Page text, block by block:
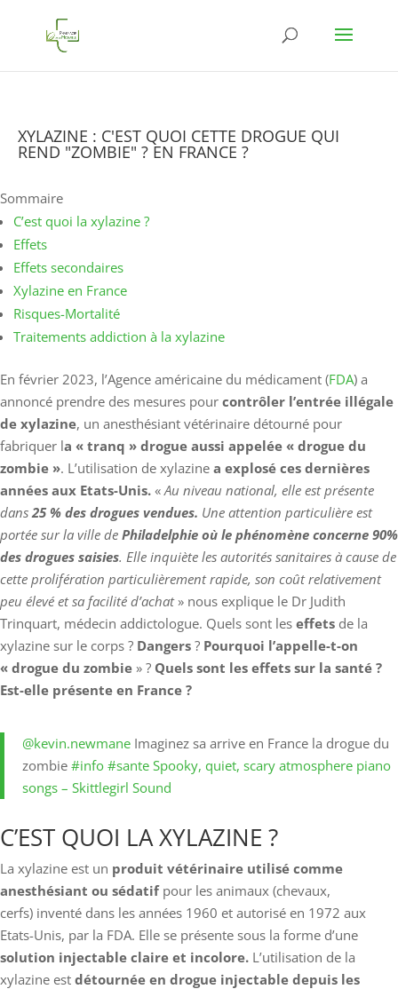
XYLAZINE : C'EST QUOI CETTE DROGUE QUI
REND "ZOMBIE" ? EN FRANCE ?
Sommaire
C’est quoi la xylazine ?
Effets
Effets secondaires
Xylazine en France
Risques-Mortalité
Traitements addiction à la xylazine
En février 2023, l’Agence américaine du médicament (FDA) a
annoncé prendre des mesures pour contrôler l’entrée illégale
de xylazine, un anesthésiant vétérinaire détourné pour
fabriquer la « tranq » drogue aussi appelée « drogue du
zombie ». L’utilisation de xylazine a explosé ces dernières
années aux Etats-Unis. «Au niveau national, elle est présente
dans25 % des drogues vendues. Une attention particulière est
portée sur la ville de Philadelphie où le phénomène concerne 90%
des drogues saisies. Elle inquiète les autorités sanitaires à cause de
cette prolifération particulièrement rapide, son coût relativement
peu élevé et sa facilité d’achat» nous explique le Dr Judith
Trinquart, médecin addictologue. Quels sont les effets de la
xylazine sur le corps ? Dangers ? Pourquoi l’appelle-t-on
« drogue du zombie » ? Quels sont les effets sur la santé ?
Est-elle présente en France ?
@kevin.newmane Imaginez sa arrive en France la drogue du
zombie #info #sante Spooky, quiet, scary atmosphere piano
songs – Skittlegirl Sound
C’EST QUOI LA XYLAZINE ?
La xylazine est un produit vétérinaire utilisé comme
anesthésiant ou sédatif pour les animaux (chevaux,
cerfs) inventé dans les années 1960 et autorisé en 1972 aux
Etats-Unis, par la FDA. Elle se présente sous la forme d’une
solution injectable claire et incolore. L’utilisation de la
xylazine est détournée en drogue injectable depuis les